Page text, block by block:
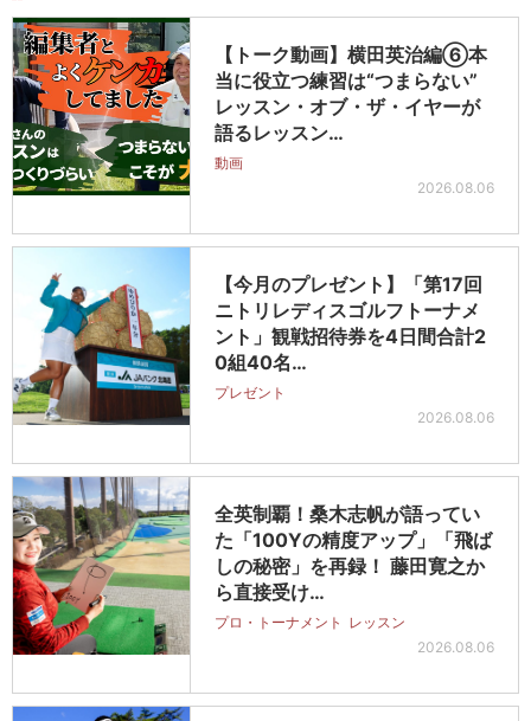
【トーク動画】横田英治編⑥本
当に役立つ練習は“つまらない”
レッスン・オブ・ザ・イヤーが
語るレッスン…
動画
2026.08.06
【今月のプレゼント】「第17回
ニトリレディスゴルフトーナメ
ント」観戦招待券を4日間合計2
0組40名…
プレゼント
2026.08.06
全英制覇！桑木志帆が語ってい
た「100Yの精度アップ」「飛ば
しの秘密」を再録！ 藤田寛之か
ら直接受け…
プロ・トーナメント レッスン
2026.08.06